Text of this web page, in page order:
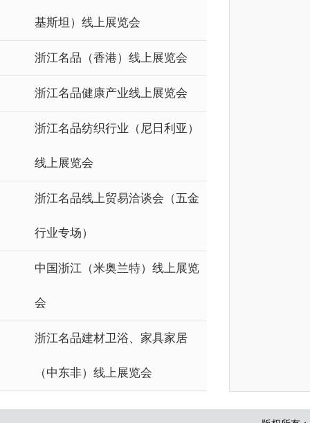
基斯坦）线上展览会
浙江名品（香港）线上展览会
浙江名品健康产业线上展览会
浙江名品纺织行业（尼日利亚）
线上展览会
浙江名品线上贸易洽谈会（五金
行业专场）
中国浙江（米奥兰特）线上展览
会
浙江名品建材卫浴、家具家居
（中东非）线上展览会